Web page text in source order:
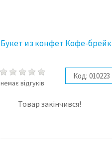
Букет из конфет Кофе-брейк
немає відгуків
Код: 010223
Товар закінчився!